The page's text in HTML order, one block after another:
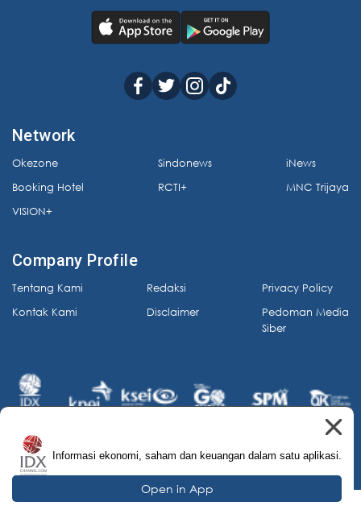
Network
Okezone
Booking Hotel
VISION+
Sindonews
RCTI+
iNews
MNC Trijaya
Company Profile
Tentang Kami
Kontak Kami
Redaksi
Disclaimer
Privacy Policy
Pedoman Media
Siber
© 2026 IDX Channel. All Rights Reserved.
Informasi ekonomi, saham dan keuangan dalam satu aplikasi.
Open in App